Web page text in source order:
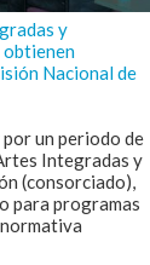
y
obtienen
Nacional de
un periodo de
Integradas y
(consorciado),
para programas